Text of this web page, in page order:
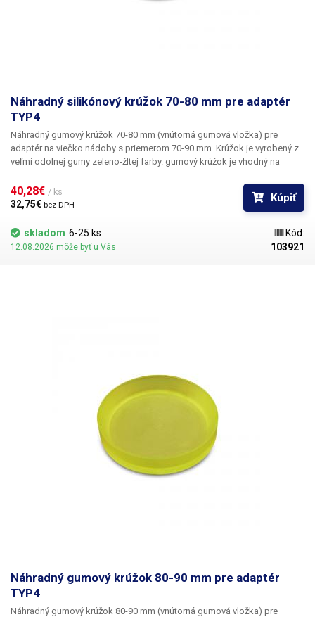
Náhradný silikónový krúžok 70-80 mm pre adaptér
TYP4
Náhradný gumový krúžok 70-80 mm (vnútorná gumová vložka) pre
adaptér na viečko nádoby s priemerom 70-90 mm. Krúžok je vyrobený z
veľmi odolnej gumy zeleno-žltej farby. gumový krúžok je vhodný na
skrutkovacími viečkami, napr. typu: Omnia, Twist, Kilner s priemerom 70-
80 mm.
40,28€ / ks
32,75€ bez DPH
Kúpiť
skladom 6-25 ks
12.08.2026 môže byť u Vás
Kód:
103921
Náhradný gumový krúžok 80-90 mm pre adaptér
TYP4
Náhradný gumový krúžok 80-90 mm (vnútorná gumová vložka) pre